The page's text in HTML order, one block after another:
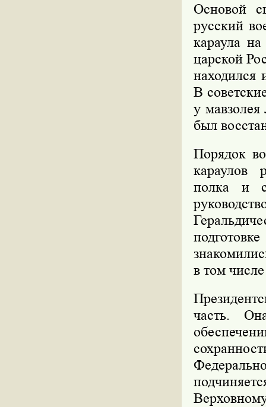
Основой
русский
караула
царской
находился
В
у
был
Порядок
караулов
полка и
в том
часть.